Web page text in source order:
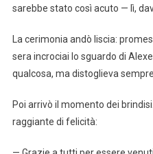
sarebbe stato così acuto — lì,
La cerimonia andò liscia:
sera incrociai lo sguardo di
qualcosa, ma distoglieva
Poi arrivò il momento dei
raggiante di felicità: